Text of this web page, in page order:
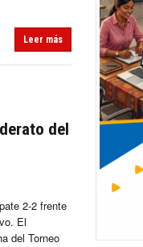
Leer más
del
2-2 frente
El
del Torneo